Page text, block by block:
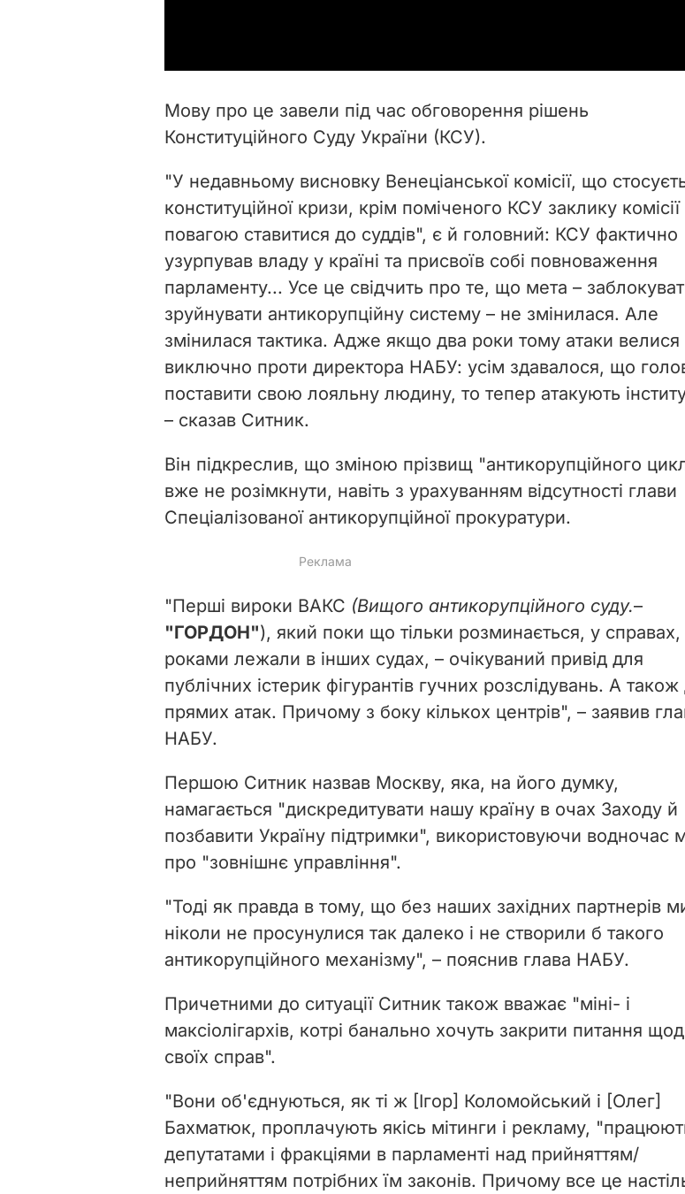
i
d
e
o
Мову про це завели під час обговорення рішень
Конституційного Суду України (КСУ).
"У недавньому висновку Венеціанської комісії, що
конституційної кризи, крім поміченого КСУ заклику комісії
повагою ставитися до суддів", є й головний: КСУ фактично
узурпував владу у країні та присвоїв собі повноваження
парламенту... Усе це свідчить про те, що мета –
зруйнувати антикорупційну систему – не змінилася. Але
змінилася тактика. Адже якщо два роки тому атаки велися
виключно проти директора НАБУ: усім здавалося, що
поставити свою лояльну людину, то тепер атакують
– сказав Ситник.
Він підкреслив, що зміною прізвищ "антикорупційного
вже не розімкнути, навіть з урахуванням відсутності глави
Спеціалізованої антикорупційної прокуратури.
"Перші вироки ВАКС (Вищого антикорупційного суду.–
"ГОРДОН"), який поки що тільки розминається, у
роками лежали в інших судах, – очікуваний привід для
публічних істерик фігурантів гучних розслідувань. А також
прямих атак. Причому з боку кількох центрів", – заявив
НАБУ.
Першою Ситник назвав Москву, яка, на його думку,
намагається "дискредитувати нашу країну в очах Заходу й
позбавити Україну підтримки", використовуючи водночас
про "зовнішнє управління".
"Тоді як правда в тому, що без наших західних партнерів
ніколи не просунулися так далеко і не створили б такого
антикорупційного механізму", – пояснив глава НАБУ.
Причетними до ситуації Ситник також вважає "міні- і
максіолігархів, котрі банально хочуть закрити питання
своїх справ".
"Вони об'єднуються, як ті ж [Ігор] Коломойський і [Олег]
Бахматюк, проплачують якісь мітинги і рекламу,
депутатами і фракціями в парламенті над прийняттям/
неприйняттям потрібних їм законів. Причому все це